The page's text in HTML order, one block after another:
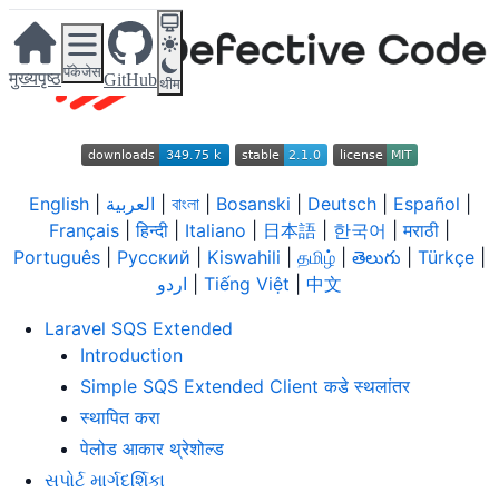
मुख्यपृष्ठपॅकेजेसGitHubथीम
English| العربية বাংলা| Bosanski Deutsch| Español
Français |हिन्दी Italiano 日本語 한국어 |मराठी
Português
Русский Kiswahili தமிழ் తెలుగు Türkçe
اردو
Tiếng Việt
中文
Laravel SQS Extended
Introduction
Simple SQS Extended Client कडे स्थलांतर
स्थापित करा
पेलोड आकार थ्रेशोल्ड
સપોર્ટ માર્ગદર્શિકા